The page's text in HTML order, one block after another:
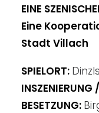
EINE
Eine
Stadt Villach
SPIELORT:
INSZENIERUNG
BESETZUNG: